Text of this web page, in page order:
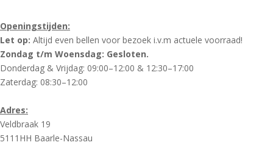
Openingstijden:
Let op: Altijd even bellen voor bezoek i.v.m actuele voorraad!
Zondag t/m Woensdag: Gesloten.
Donderdag & Vrijdag: 09:00–12:00 & 12:30–17:00
Zaterdag: 08:30–12:00
Adres:
Veldbraak 19
5111HH Baarle-Nassau